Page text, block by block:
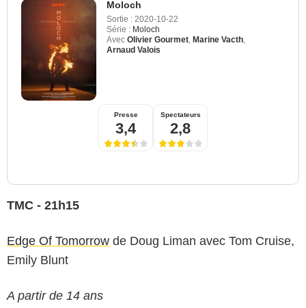
Moloch
Sortie : 2020-10-22
Série : Moloch
Avec Olivier Gourmet, Marine Vacth,
Arnaud Valois
Presse
3,4
Spectateurs
2,8
TMC - 21h15
Edge Of Tomorrow de Doug Liman avec Tom Cruise,
Emily Blunt
A partir de 14 ans